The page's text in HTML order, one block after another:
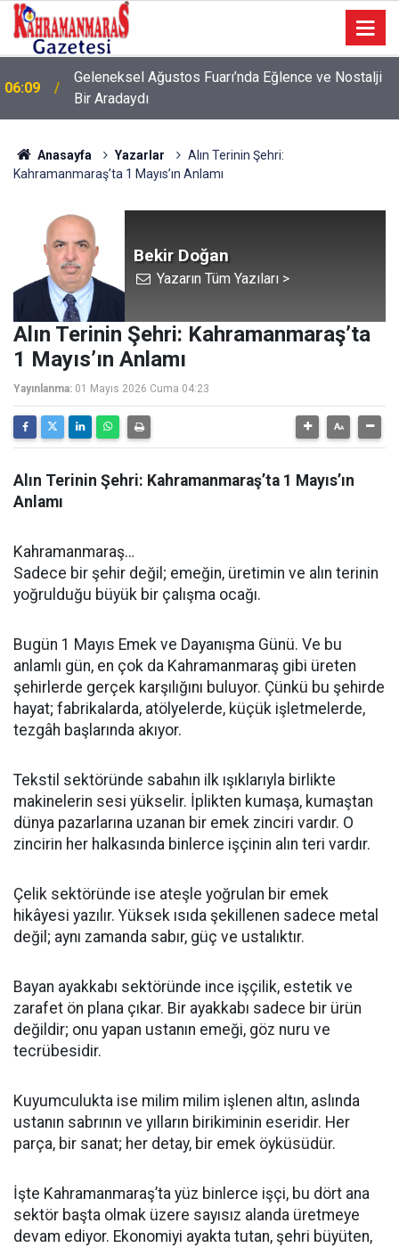
06:09
Geleneksel Ağustos Fuarı’nda Eğlence ve Nostalji
Bir Aradaydı
Anasayfa Yazarlar
Alın Terinin Şehri:
Kahramanmaraş’ta 1 Mayıs’ın Anlamı
Bekir Doğan
Yazarın Tüm Yazıları >
Alın Terinin Şehri: Kahramanmaraş’ta
1 Mayıs’ın Anlamı
Yayınlanma: 01 Mayıs 2026 Cuma 04:23
Alın Terinin Şehri: Kahramanmaraş’ta 1 Mayıs’ın
Anlamı
Kahramanmaraş…
Sadece bir şehir değil; emeğin, üretimin ve alın terinin
yoğrulduğu büyük bir çalışma ocağı.
Bugün 1 Mayıs Emek ve Dayanışma Günü. Ve bu
anlamlı gün, en çok da Kahramanmaraş gibi üreten
şehirlerde gerçek karşılığını buluyor. Çünkü bu şehirde
hayat; fabrikalarda, atölyelerde, küçük işletmelerde,
tezgâh başlarında akıyor.
Tekstil sektöründe sabahın ilk ışıklarıyla birlikte
makinelerin sesi yükselir. İplikten kumaşa, kumaştan
dünya pazarlarına uzanan bir emek zinciri vardır. O
zincirin her halkasında binlerce işçinin alın teri vardır.
Çelik sektöründe ise ateşle yoğrulan bir emek
hikâyesi yazılır. Yüksek ısıda şekillenen sadece metal
değil; aynı zamanda sabır, güç ve ustalıktır.
Bayan ayakkabı sektöründe ince işçilik, estetik ve
zarafet ön plana çıkar. Bir ayakkabı sadece bir ürün
değildir; onu yapan ustanın emeği, göz nuru ve
tecrübesidir.
Kuyumculukta ise milim milim işlenen altın, aslında
ustanın sabrının ve yılların birikiminin eseridir. Her
parça, bir sanat; her detay, bir emek öyküsüdür.
İşte Kahramanmaraş’ta yüz binlerce işçi, bu dört ana
sektör başta olmak üzere sayısız alanda üretmeye
devam ediyor. Ekonomiyi ayakta tutan, şehri büyüten,